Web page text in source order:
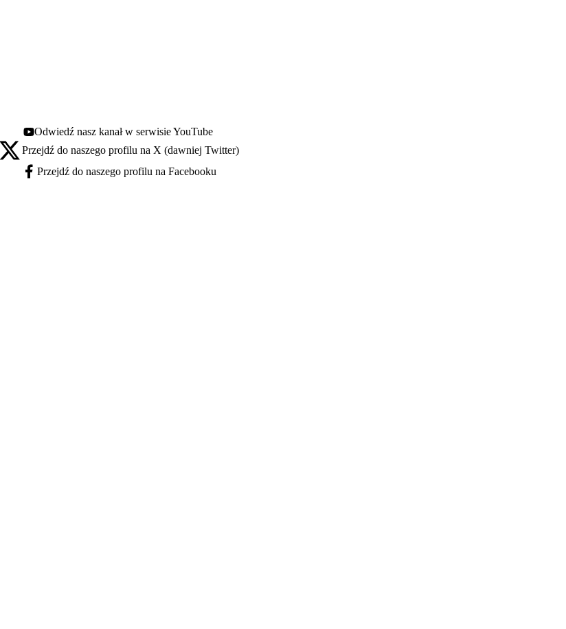
Youtube - otwiera się w nowej karcie
Odwiedź nasz kanał w serwisie YouTube
X - otwiera się w nowej karcie
Przejdź do naszego profilu na X (dawniej Twitter)
Facebook - otwiera się w nowej karcie
Przejdź do naszego profilu na Facebooku